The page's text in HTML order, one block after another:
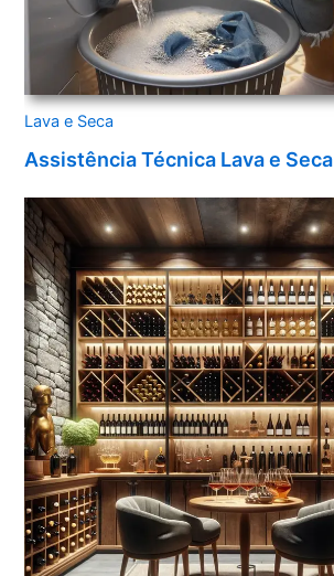
Lava e Seca
Assistência Técnica Lava e Seca